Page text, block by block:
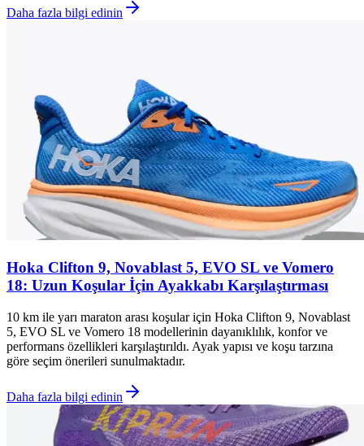
Daha fazla bilgi edinin
Hoka Clifton 9, Novablast 5, EVO SL ve Vomero
18: Uzun Koşular İçin Ayakkabı Karşılaştırması
10 km ile yarı maraton arası koşular için Hoka Clifton 9, Novablast
5, EVO SL ve Vomero 18 modellerinin dayanıklılık, konfor ve
performans özellikleri karşılaştırıldı. Ayak yapısı ve koşu tarzına
göre seçim önerileri sunulmaktadır.
Daha fazla bilgi edinin